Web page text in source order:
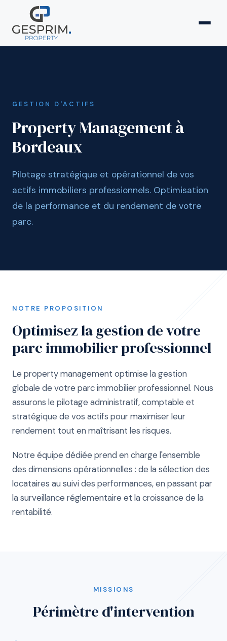
GESTION D'ACTIFS
Property Management à
Bordeaux
Pilotage stratégique et opérationnel de vos
actifs immobiliers professionnels. Optimisation
de la performance et du rendement de votre
parc.
NOTRE PROPOSITION
Optimisez la gestion de votre
parc immobilier professionnel
Le property management optimise la gestion
globale de votre parc immobilier professionnel. Nous
assurons le pilotage administratif, comptable et
stratégique de vos actifs pour maximiser leur
rendement tout en maîtrisant les risques.
Notre équipe dédiée prend en charge l'ensemble
des dimensions opérationnelles : de la sélection des
locataires au suivi des performances, en passant par
la surveillance réglementaire et la croissance de la
rentabilité.
MISSIONS
Périmètre d'intervention